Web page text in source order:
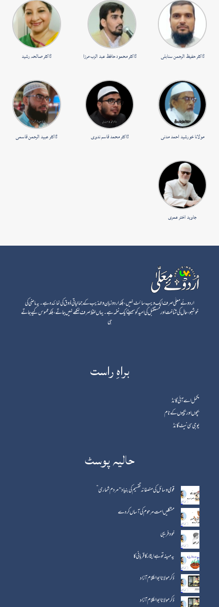
ڈاکٹر حفیظ الرحمن سنابلی ڈاکٹر محمود حافظ عبد الرب مرزا ڈاکٹر صالحہ رشید
مولانا خورشید احمد مدنی ڈاکٹر محمد قاسم ندوی ڈاکٹر عبید الرحمن قاسمی
جاوید اختر عمری
اردوئے معلٰی صرف ایک ویب سائٹ نہیں، بلکہ اردو زبان و تہذیب کے جمالیاتی ذوق کی نمائندہ ہے۔ یہ ماضی کی
خوشبو، حال کی شناخت اور مستقبل کی امید کو سمیٹے ایک نغمہ ہے۔ یہاں لفظ صرف لکھے نہیں جاتے، بلکہ محسوس کیے جاتے
ہی
براہِ راست
مکمل اے آئی گائڈ
بچوں اور بچیوں کے نام
یوجی سی نیٹ گائڈ
حالیہ پوسٹ
قومی وسائل کی منصفانہ تقسیم کی بنیاد "مردم شماری”
مشکلیں امت مرحوم کی آساں کردے
خود فریبی
یہ مہینہ تو ہے ایثار کا قربانی کا
ذکر مولانا ابوالکلام آزاد
ذکر مولانا ابو الکلام آزاد